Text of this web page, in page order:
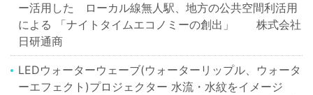
ー活用した ローカル線無人駅、地方の公共空間利活用
による 「ナイトタイムエコノミーの創出」 株式会社
日研通商
LEDウォーターウェーブ(ウォーターリップル、ウォータ
ーエフェクト)プロジェクター 水流・水紋をイメージ